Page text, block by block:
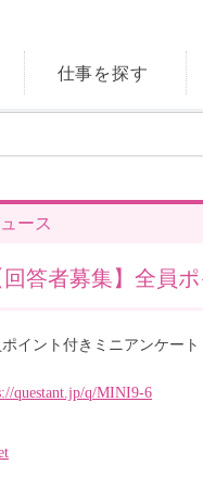
仕事を探す
ース
回答者募集】全員
イント付きミニアンケー
questant.jp/q/MINI9-6